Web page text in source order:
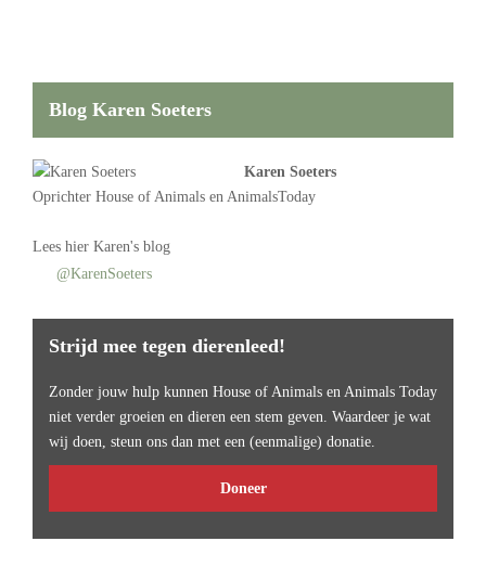
Blog Karen Soeters
Karen Soeters
Oprichter House of Animals en AnimalsToday
Lees hier Karen's blog
@KarenSoeters
Strijd mee tegen dierenleed!
Zonder jouw hulp kunnen House of Animals en Animals Today
niet verder groeien en dieren een stem geven. Waardeer je wat
wij doen, steun ons dan met een (eenmalige) donatie.
Doneer